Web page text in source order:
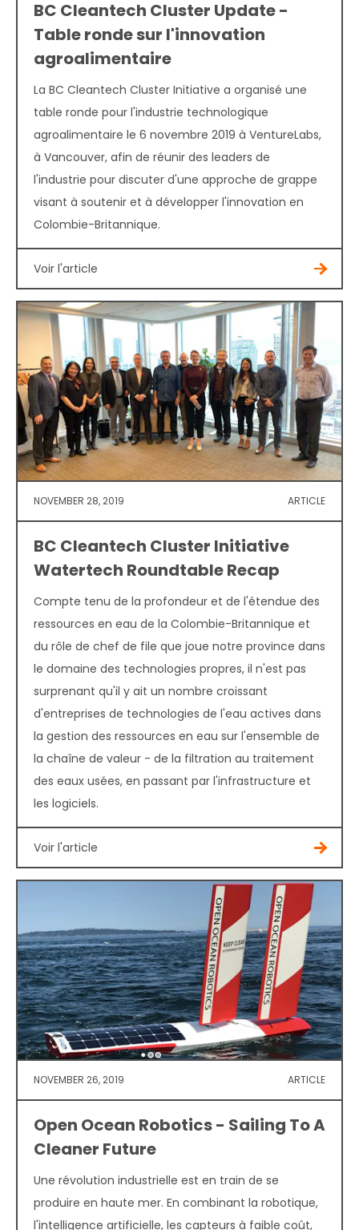
BC Cleantech Cluster Update -
Table ronde sur l'innovation
agroalimentaire
La BC Cleantech Cluster Initiative a organisé une
table ronde pour l'industrie technologique
agroalimentaire le 6 novembre 2019 à VentureLabs,
à Vancouver, afin de réunir des leaders de
l'industrie pour discuter d'une approche de grappe
visant à soutenir et à développer l'innovation en
Colombie-Britannique.
Voir l'article
NOVEMBER 28, 2019 ARTICLE
BC Cleantech Cluster Initiative
Watertech Roundtable Recap
Compte tenu de la profondeur et de l'étendue des
ressources en eau de la Colombie-Britannique et
du rôle de chef de file que joue notre province dans
le domaine des technologies propres, il n'est pas
surprenant qu'il y ait un nombre croissant
d'entreprises de technologies de l'eau actives dans
la gestion des ressources en eau sur l'ensemble de
la chaîne de valeur - de la filtration au traitement
des eaux usées, en passant par l'infrastructure et
les logiciels.
Voir l'article
NOVEMBER 26, 2019 ARTICLE
Open Ocean Robotics - Sailing To A
Cleaner Future
Une révolution industrielle est en train de se
produire en haute mer. En combinant la robotique,
l'intelligence artificielle, les capteurs à faible coût,